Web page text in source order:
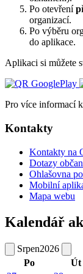
Po otevření
organizací.
Po výběru
do aplikace.
Aplikaci si můžete
Pro více informací
Kontakty
Kontakty na
Dotazy
Ohlašovna
Mobilní
Mapa webu
Kalendář
Srpen2026
Po
Út